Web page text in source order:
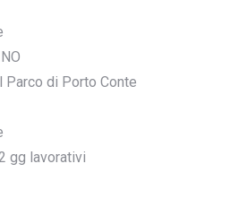
Parco di Porto Conte
gg lavorativi